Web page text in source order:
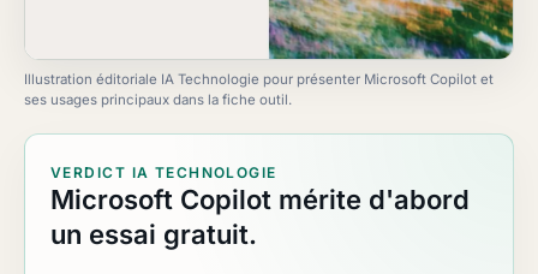
Illustration éditoriale IA Technologie pour présenter Microsoft Copilot et
ses usages principaux dans la fiche outil.
VERDICT IA TECHNOLOGIE
Microsoft Copilot mérite d'abord
un essai gratuit.